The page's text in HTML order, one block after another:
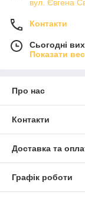
вул. Євгена
Контакти
Сьогодні
Показати
Про нас
Контакти
Доставка та
Графік роботи